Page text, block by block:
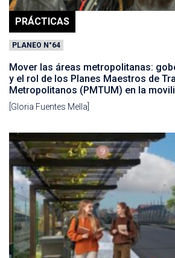
PRÁCTICAS
PLANEO N°64
Mover las áreas metropolitanas:
y el rol de los Planes Maestros de
Metropolitanos (PMTUM) en la
[Gloria Fuentes Mella]